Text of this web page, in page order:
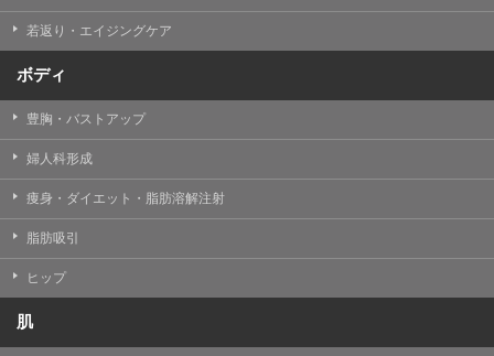
若返り・エイジングケア
ボディ
豊胸・バストアップ
婦人科形成
痩身・ダイエット・脂肪溶解注射
脂肪吸引
ヒップ
肌